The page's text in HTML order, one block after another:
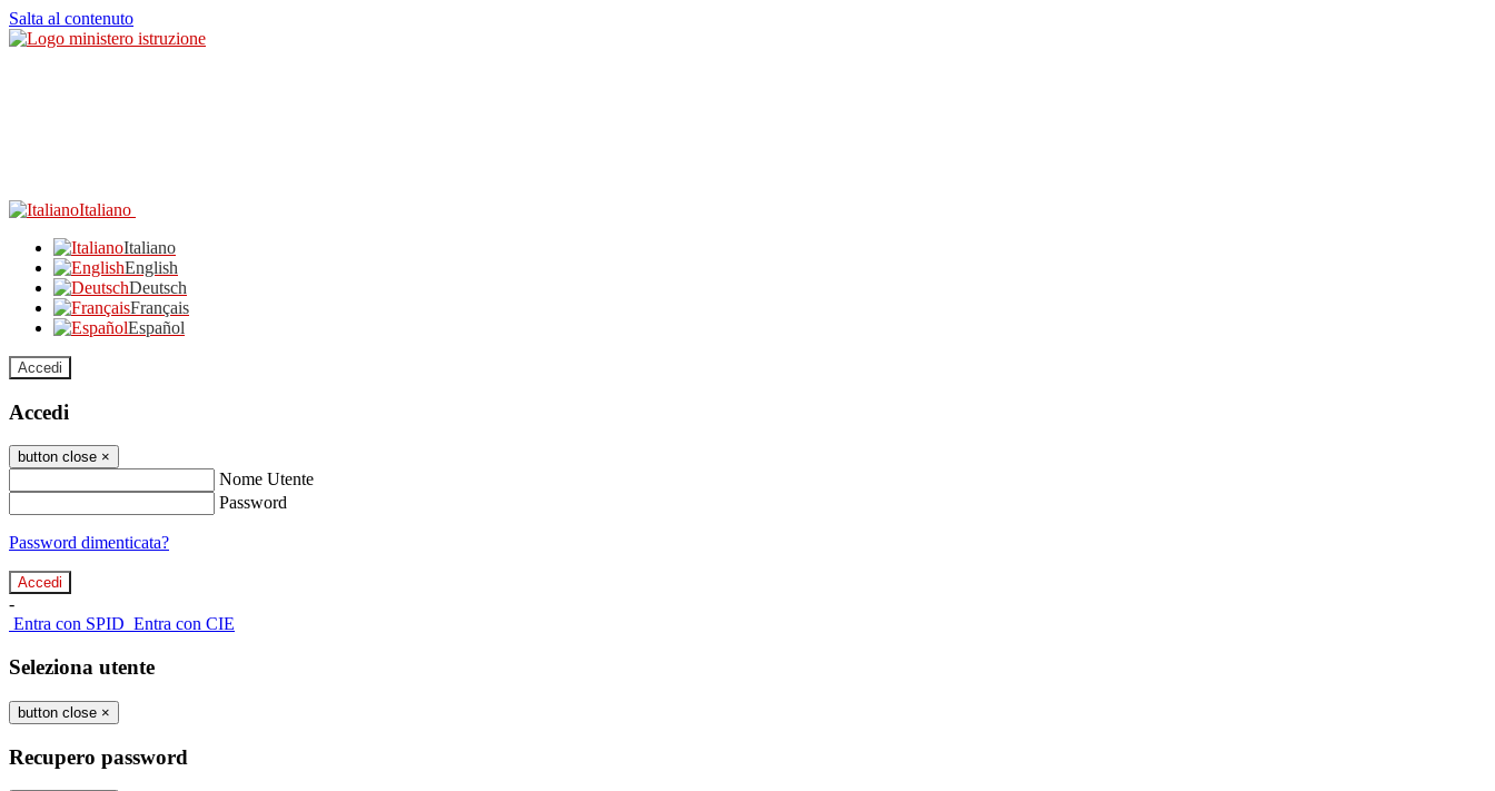
Salta al contenuto
Italiano
Italiano
English
Deutsch
Français
Español
Accedi
Accedi
button close ×
Nome Utente
Password
Password dimenticata?
-
Entra con SPID Entra con CIE
Seleziona utente
button close ×
Recupero password